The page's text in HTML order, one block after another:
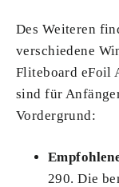
Des Weiteren
verschiedene
Fliteboard eFoil
sind für
Vordergrund:
290. Die